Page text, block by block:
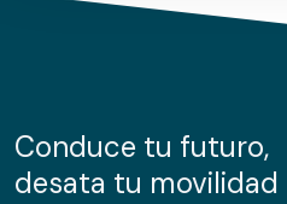
de cookies.
información sobre el uso que
nuestros partners de redes
Conduce tu futuro,
desata tu movilidad